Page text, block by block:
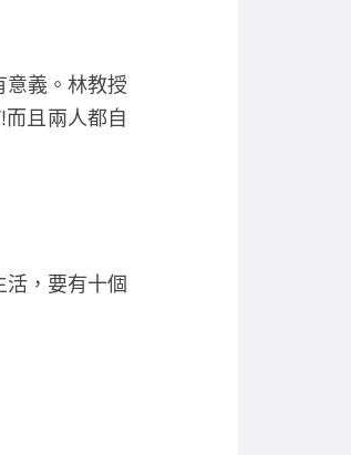
義。林教授
且兩人都自
，要有十個